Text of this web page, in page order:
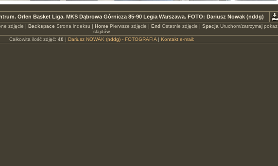
Orlen Basket Liga. MKS Dąbrowa Górnicza 85-90 Legia Warszawa. FOTO: Dariusz Nowak (nddg)
zdjęcie | Backspace Strona indeksu | Home Pierwsze zdjęcie | EndOstatnie zdjęcie | Spacja Uruchom/zatrzymaj pokaz
slajdów
Całkowita ilość zdjęć: 40 | Dariusz NOWAK (nddg) - FOTOGRAFIA| Kontakt e-mail: